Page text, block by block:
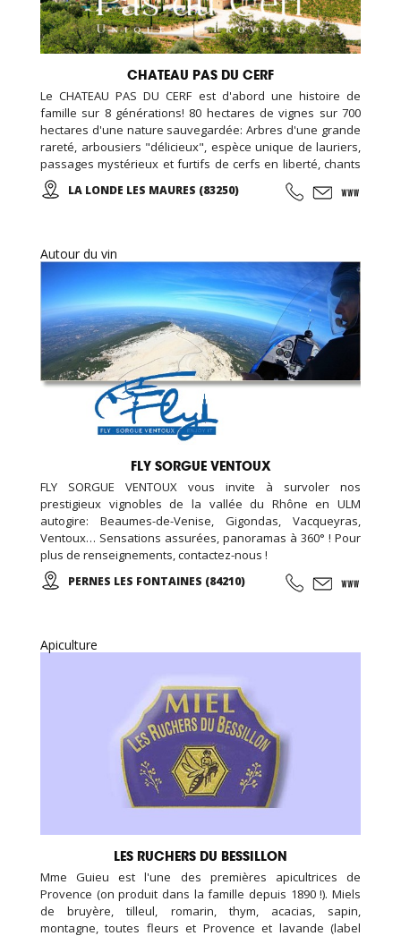
CHATEAU PAS DU CERF
Le CHATEAU PAS DU CERF est d'abord une histoire de
famille sur 8 générations! 80 hectares de vignes sur 700
hectares d'une nature sauvegardée: Arbres d'une grande
rareté, arbousiers "délicieux", espèce unique de lauriers,
passages mystérieux et furtifs de cerfs en liberté, chants
mêlés de cigales et d'oiseaux, parfums enivrants... De
belles balades en perspectives! Des vins rouges, rosés et
LA LONDE LES MAURES (83250)
Autour du vin
FLY SORGUE VENTOUX
FLY SORGUE VENTOUX vous invite à survoler nos
prestigieux vignobles de la vallée du Rhône en ULM
autogire: Beaumes-de-Venise, Gigondas, Vacqueyras,
Ventoux… Sensations assurées, panoramas à 360° ! Pour
plus de renseignements, contactez-nous !
PERNES LES FONTAINES (84210)
Apiculture
LES RUCHERS DU BESSILLON
Mme Guieu est l'une des premières apicultrices de
Provence (on produit dans la famille depuis 1890 !). Miels
de bruyère, tilleul, romarin, thym, acacias, sapin,
montagne, toutes fleurs et Provence et lavande (label